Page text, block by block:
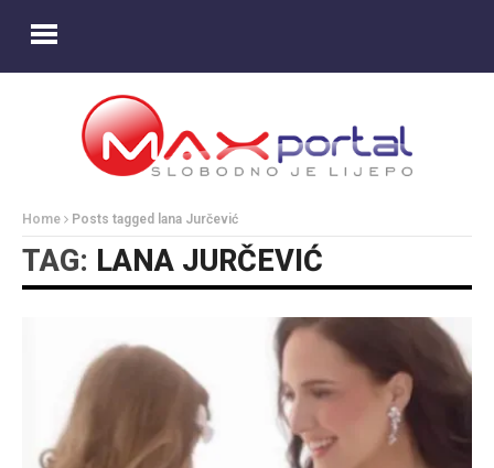
Home Posts tagged lana Jurčević
TAG: LANA JURČEVIĆ